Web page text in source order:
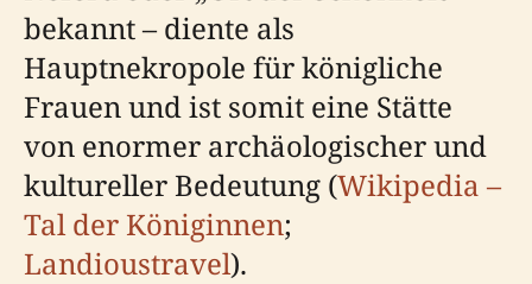
bekannt – diente als
Hauptnekropole für königliche
Frauen und ist somit eine Stätte
von enormer archäologischer und
kultureller Bedeutung (Wikipedia –
Tal der Königinnen;
Landioustravel).